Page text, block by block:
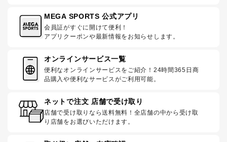
MEGA SPORTS 公式アプリ
会員証がすぐに開けて便利！
アプリクーポンや最新情報をお知らせします。
オンラインサービス一覧
便利なオンラインサービスをご紹介！24時間365日商
品購入や便利なサービスがご利用可能。
ネットで注文 店舗で受け取り
店舗で受け取りなら送料無料！全店舗の中から受け取
り店舗をお選びいただけます。